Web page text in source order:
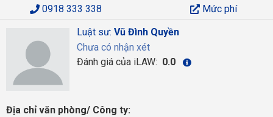
0918 333 338
Mức phí
Luật sư: Vũ Đình Quyền
Chưa có nhận xét
Đánh giá của iLAW: 0.0
Địa chỉ văn phòng/ Công ty: